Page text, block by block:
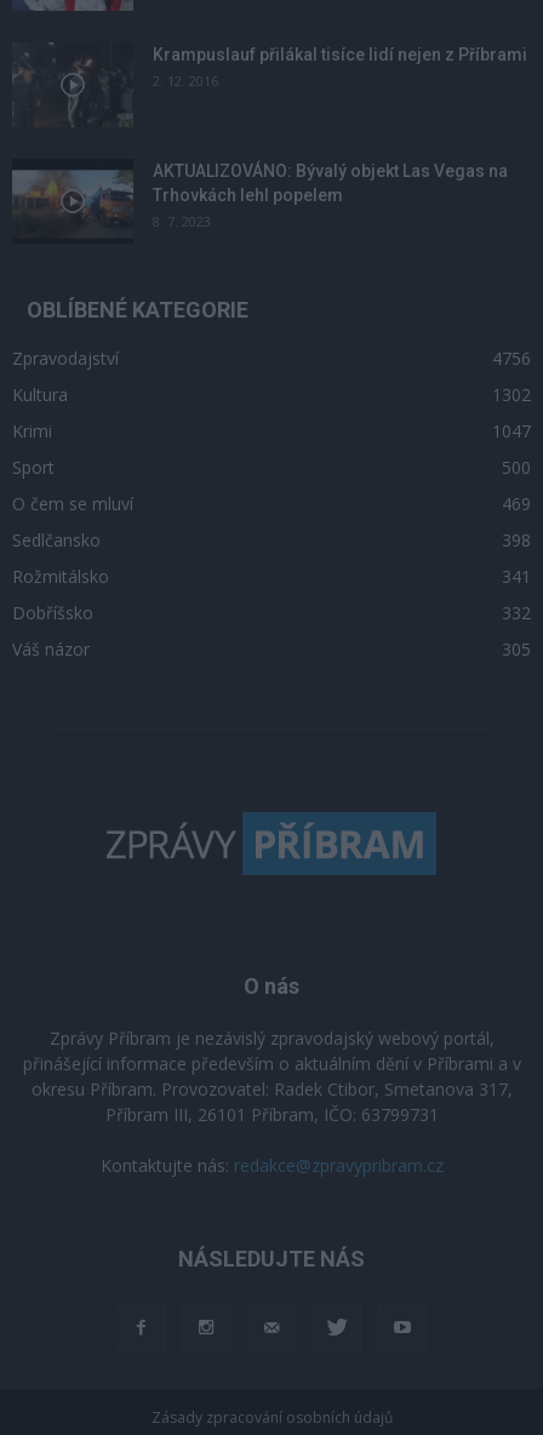
Krampuslauf přilákal tisíce lidí nejen z Příbrami
2. 12. 2016
AKTUALIZOVÁNO: Bývalý objekt Las Vegas na
Trhovkách lehl popelem
8. 7. 2023
OBLÍBENÉ KATEGORIE
Zpravodajství
4756
Kultura
1302
Krimi
1047
Sport
500
O čem se mluví
469
Sedlčansko
398
Rožmitálsko
341
Dobříšsko
332
Váš názor
305
O nás
Zprávy Příbram je nezávislý zpravodajský webový portál,
přinášející informace především o aktuálním dění v Příbrami a v
okresu Příbram. Provozovatel: Radek Ctibor, Smetanova 317,
Příbram III, 26101 Příbram, IČO: 63799731
Kontaktujte nás: redakce@zpravypribram.cz
NÁSLEDUJTE NÁS
Zásady zpracování osobních údajů